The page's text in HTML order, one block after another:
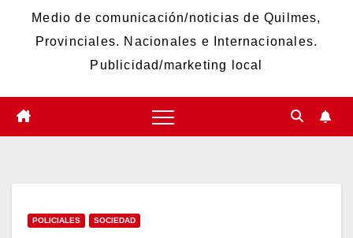
Medio de comunicación/noticias de Quilmes,
Provinciales. Nacionales e Internacionales.
Publicidad/marketing local
POLICIALES SOCIEDAD